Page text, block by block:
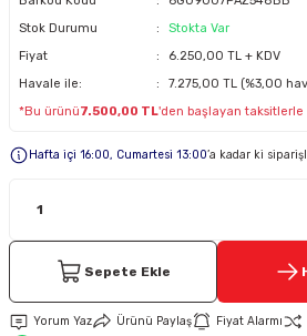
Hırsız
Stok Durumu
Stokta Var
Fiyat
6.250,00 TL + KDV
Havale ile:
7.275,00 TL (%3,00
*Bu ürünü7.500,00 TL'den başlayan taksitlerle
Hafta içi 16:00, Cumartesi 13:00’a kadar ki
Sepete Ekle
Yorum Yaz Ürünü Paylaş Fiyat Alarmı